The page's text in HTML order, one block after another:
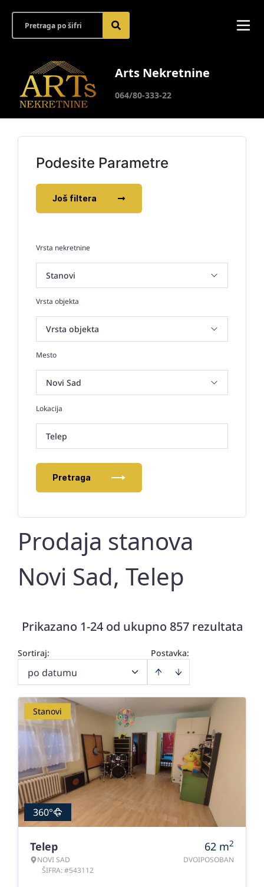
Arts Nekretnine
064/80-333-22
Podesite Parametre
Još filtera
Vrsta nekretnine
Vrsta objekta
Mesto
Lokacija
Telep
Pretraga
Prodaja stanova
Novi Sad, Telep
Prikazano 1-24 od ukupno 857 rezultata
Postavka:
Sortiraj:
po datumu
Stanovi
360°
Telep
NOVI SAD
ŠIFRA: #543112
62 m2
DVOIPOSOBAN